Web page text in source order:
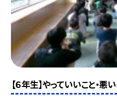
【６年生】やっていいこと・悪